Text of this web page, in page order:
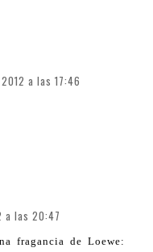
a las 17:46
a las 20:47
fragancia de Loewe: